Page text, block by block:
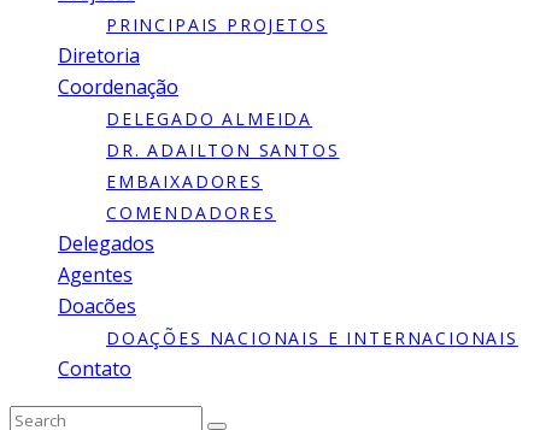
PRINCIPAIS PROJETOS
Diretoria
Coordenação
DELEGADO ALMEIDA
DR. ADAILTON SANTOS
EMBAIXADORES
COMENDADORES
Delegados
Agentes
Doacões
DOAÇÕES NACIONAIS E INTERNACIONAIS
Contato